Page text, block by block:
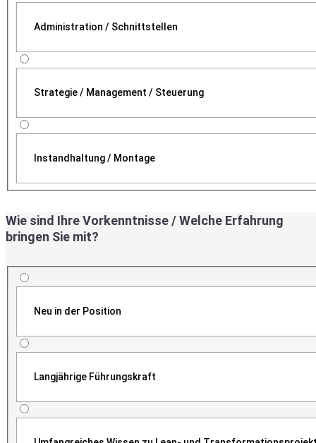
Administration / Schnittstellen
Strategie / Management / Steuerung
Instandhaltung / Montage
Wie sind Ihre Vorkenntnisse / Welche Erfahrung
bringen Sie mit?
Neu in der Position
Langjährige Führungskraft